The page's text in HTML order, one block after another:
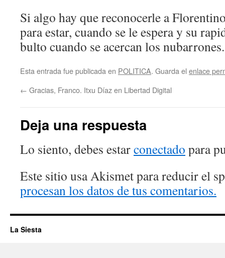
Si algo hay que reconocerle a
para estar, cuando se le espera y su
bulto cuando se acercan los nubarrones.
Esta entrada fue publicada en POLITICA. Guarda el enlace
← Gracias, Franco. Itxu Díaz en Libertad Digital
Deja una respuesta
Lo siento, debes estarconectado para
Este sitio usa Akismet para reducir el
procesan los datos de tus comentarios.
La Siesta